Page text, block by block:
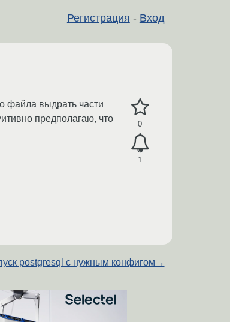
Регистрация - Вход
0
1
файла выдрать части
предполагаю, что
postgresql с нужным конфигом →